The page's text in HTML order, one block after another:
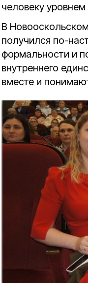
человеку уровнем
В
получился по-
формальности и
внутреннего
вместе и